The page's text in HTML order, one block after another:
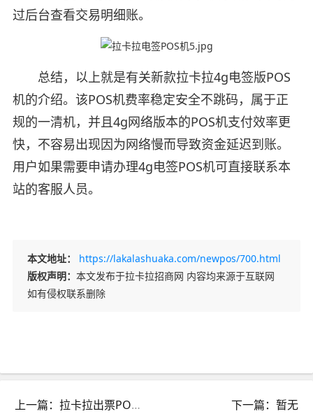
过后台查看交易明细账。
总结，以上就是有关新款拉卡拉4g电签版POS
机的介绍。该POS机费率稳定安全不跳码，属于正
规的一清机，并且4g网络版本的POS机支付效率更
快，不容易出现因为网络慢而导致资金延迟到账。
用户如果需要申请办理4g电签POS机可直接联系本
站的客服人员。
本文地址：
https://lakalashuaka.com/newpos/700.html
版权声明： 本文发布于拉卡拉招商网 内容均来源于互联网
如有侵权联系删除
上一篇：拉卡拉出票POS机，拉卡拉传统POS机 下一篇：暂无